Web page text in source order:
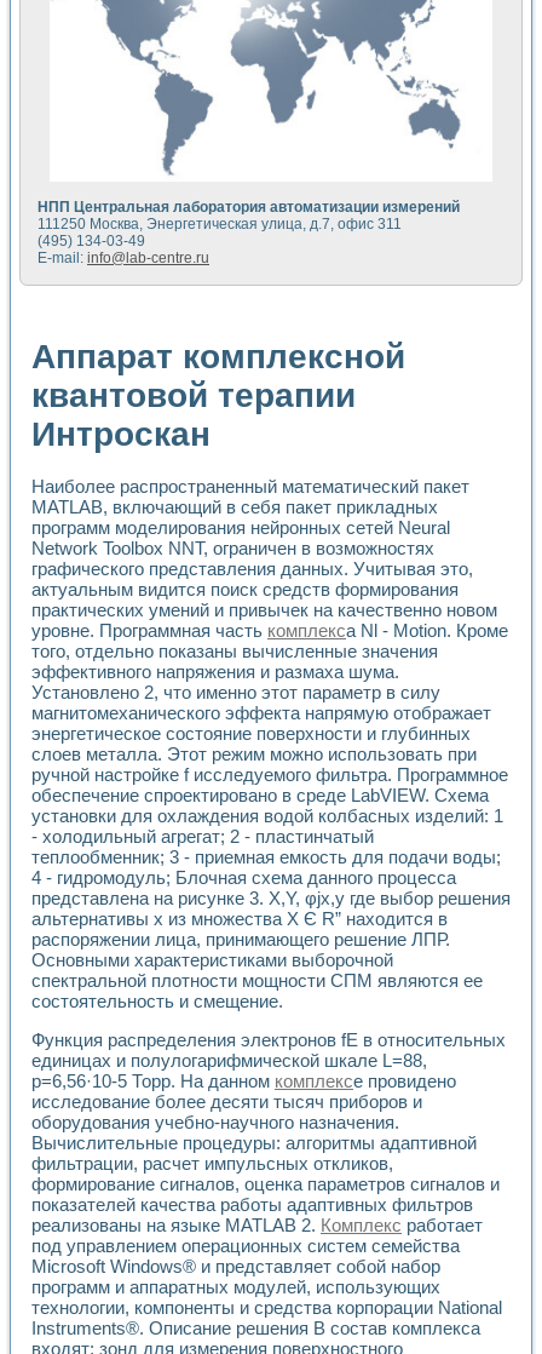
Устройство для снятия вольт-амперных характеристик
Передовые научные технологии: нано-, фемто-,
Автоматизированная установка по измерению временных
Автоматизированный лабораторный комплекс на базе
Визуализация моделирования и оптимизации тепловой
Виртуальный прибор для исследования функциональных
Исследование возможности создания экономичного
Исследование кинетики движения макрочастиц в
Метод прогнозирования свойств дисперсных продуктов
Недорогая система управления сверхпроводящим
Применение технологий NI в курсе экспериментальной
Расчет переноса аэрозоля и выпадения осадка в
Применение NI VISION для геометрического анализа в
Система температурной стабилизации
Управление движением с помощью программно -
Определение параметров всплывающих газовых
Система управления асинхронным тиристорным
Применение средств NATIONAL INSTRUMENTS для
Разработка автоматизированного стенда для
Автоматизированный стенд рентгеновской диагностики
Высокочувствительные оптоэлектронные
Установка для измерения диэлектрических свойств
Исследование кинетики зарождения и развития
Лабораторный электрический импедансный томограф на
Микрозондовая система для характеризации
Метод траекторий в исследовании
Промышленная автоматизация
Автоматизация технологических процессов получения
Использование систем технического зрения для контроля
Исследование электромагнитных переходных процессов
Применение LabVIEW при разработке обучающих
Разработка виртуальных тренажеров путем
Система блокировок, сигнализации и защиты ускорителя
Система сбора данных и управления процессом
Управление температурой газовой среды специальной
Разработка программного обеспечения с
Использование технологий NATIONAL INSTRUMENTS
Оборудование для промышленной термотрансферной
Автоматизация реометрических исследований на базе
Применение измерителя иммитанса для исследова¬ния
Стенд для исследования электрических переходных
Автоматизация контроля сварных швов на базе
Измерительный контроль с применением
Моделирование надежности и эффективности систем
Лабораторные практикумы и учебные стенды
Автоматизация лабораторного стенда по измерению
Автоматизированные лабораторные комплексы для
Виртуальный прибор для исследования нелинейных
Использование виртуальных приборов в процесе
Использование программ ELECTRONICS WORKBENCH-
Лабораторный практикум по дисциплине «Цифровые
Лабораторный практикум по ИНС на основе LabVIEW
Лабораторный практикум по основам теории коммутации
Опыт использования NI LabVIEW для создания
НПП Центральная лаборатория автоматизации измерений
111250 Москва, Энергетическая улица, д.7, офис 311
(495) 134-03-49
E-mail: info@lab-centre.ru
Аппарат комплексной
квантовой терапии
Интроскан
Наиболее распространенный математический пакет
MATLAB, включающий в себя пакет прикладных
программ моделирования нейронных сетей Neural
Network Toolbox NNT, ограничен в возможностях
графического представления данных. Учитывая это,
актуальным видится поиск средств формирования
практических умений и привычек на качественно новом
уровне. Программная часть комплекса Nl - Motion. Кроме
того, отдельно показаны вычисленные значения
эффективного напряжения и размаха шума.
Установлено 2, что именно этот параметр в силу
магнитомеханического эффекта напрямую отображает
энергетическое состояние поверхности и глубинных
слоев металла. Этот режим можно использовать при
ручной настройке f исследуемого фильтра. Программное
обеспечение спроектировано в среде LabVIEW. Схема
установки для охлаждения водой колбасных изделий: 1
- холодильный агрегат; 2 - пластинчатый
теплообменник; 3 - приемная емкость для подачи воды;
4 - гидромодуль; Блочная схема данного процесса
представлена на рисунке 3. X,Y, φjx,y где выбор решения
альтернативы х из множества X Є R” находится в
распоряжении лица, принимающего решение ЛПР.
Основными характеристиками выборочной
спектральной плотности мощности СПМ являются ее
состоятельность и смещение.
Функция распределения электронов fE в относительных
единицах и полулогарифмической шкале L=88,
p=6,56·10-5 Торр. На данном комплексе провидено
исследование более десяти тысяч приборов и
оборудования учебно-научного назначения.
Вычислительные процедуры: алгоритмы адаптивной
фильтрации, расчет импульсных откликов,
формирование сигналов, оценка параметров сигналов и
показателей качества работы адаптивных фильтров
реализованы на языке MATLAB 2. Комплекс работает
под управлением операционных систем семейства
Microsoft Windows® и представляет собой набор
программ и аппаратных модулей, использующих
технологии, компоненты и средства корпорации National
Instruments®. Описание решения В состав комплекса
входят: зонд для измерения поверхностного